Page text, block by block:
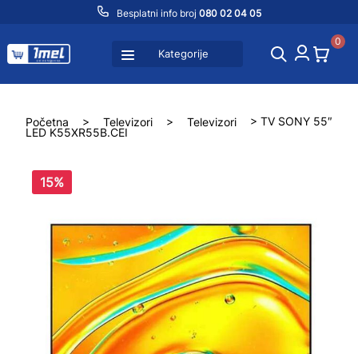
Besplatni info broj 080 02 04 05
Kategorije
0
Početna > Televizori > Televizori
> TV SONY 55″
LED K55XR55B.CEI
15%